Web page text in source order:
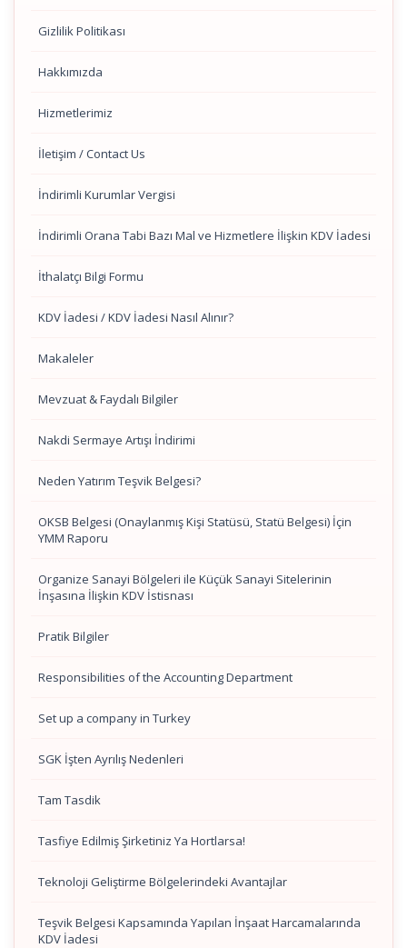
Gizlilik Politikası
Hakkımızda
Hizmetlerimiz
İletişim / Contact Us
İndirimli Kurumlar Vergisi
İndirimli Orana Tabi Bazı Mal ve Hizmetlere İlişkin KDV İadesi
İthalatçı Bilgi Formu
KDV İadesi / KDV İadesi Nasıl Alınır?
Makaleler
Mevzuat & Faydalı Bilgiler
Nakdi Sermaye Artışı İndirimi
Neden Yatırım Teşvik Belgesi?
OKSB Belgesi (Onaylanmış Kişi Statüsü, Statü Belgesi) İçin
YMM Raporu
Organize Sanayi Bölgeleri ile Küçük Sanayi Sitelerinin
İnşasına İlişkin KDV İstisnası
Pratik Bilgiler
Responsibilities of the Accounting Department
Set up a company in Turkey
SGK İşten Ayrılış Nedenleri
Tam Tasdik
Tasfiye Edilmiş Şirketiniz Ya Hortlarsa!
Teknoloji Geliştirme Bölgelerindeki Avantajlar
Teşvik Belgesi Kapsamında Yapılan İnşaat Harcamalarında
KDV İadesi